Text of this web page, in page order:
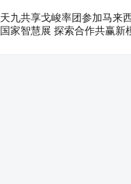
天九共享戈峻率团参加马来
国家智慧展 探索合作共赢新